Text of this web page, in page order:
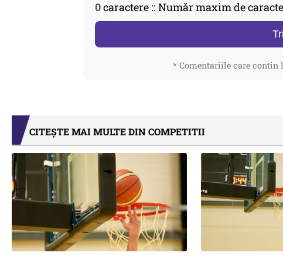
0caractere :: Număr maxim de
* Comentariile care contin
CITEȘTE MAI MULTE DIN COMPETITII